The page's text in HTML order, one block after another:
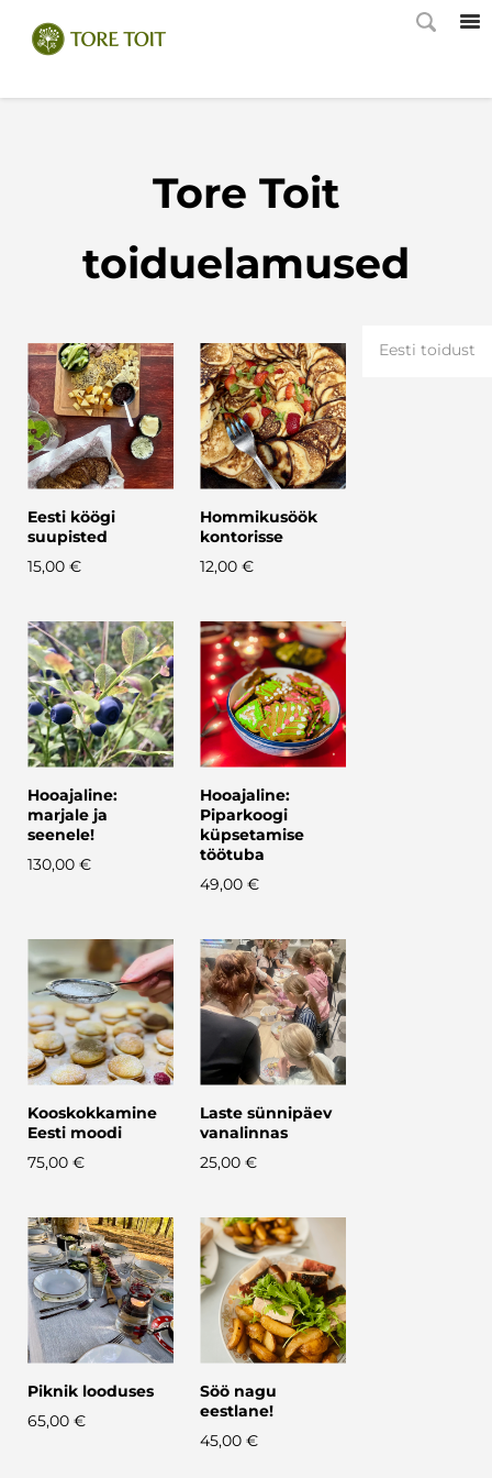
Tore Toit
toiduelamused
Eesti toidust
Eesti köögi
suupisted
15,00 €
Hommikusöök
kontorisse
12,00 €
Hooajaline:
marjale ja
seenele!
130,00 €
Hooajaline:
Piparkoogi
küpsetamise
töötuba
49,00 €
Kooskokkamine
Eesti moodi
75,00 €
Laste sünnipäev
vanalinnas
25,00 €
Piknik looduses
65,00 €
Söö nagu
eestlane!
45,00 €